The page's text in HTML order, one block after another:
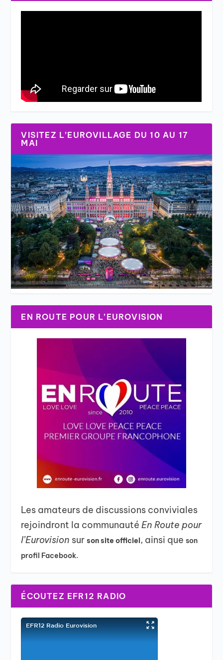
VISITEZ L’EUROVILLAGE DU 10 AU 17
MAI
EN ROUTE POUR L’EUROVISION
Les amateurs de discussions conviviales
rejoindront la communautéEn Route pour
l’Eurovision surson site officiel, ainsi queson
profil Facebook.
ÉCOUTEZ EFR12 RADIO